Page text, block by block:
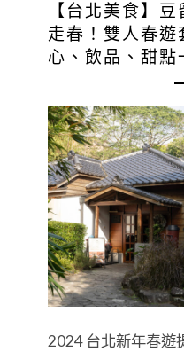
【台北美食】
走春！雙人春遊
心、飲品、甜點
2024 台北新年春遊